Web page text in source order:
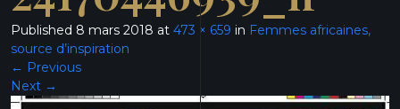
Published 8 mars 2018 at 473 × 659 in Femmes africaines,
source d’inspiration
← Previous
Next →